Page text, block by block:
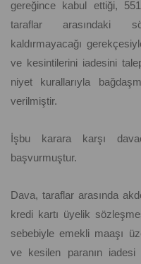
gereğince kabul ettiği,
taraflar arasındaki
kaldırmayacağı
ve kesintilerini iadesini
niyet kurallarıyla
verilmiştir.
İşbu karara karşı
başvurmuştur.
Dava, taraflar arasında
kredi kartı üyelik
sebebiyle emekli maaşı
ve kesilen paranın